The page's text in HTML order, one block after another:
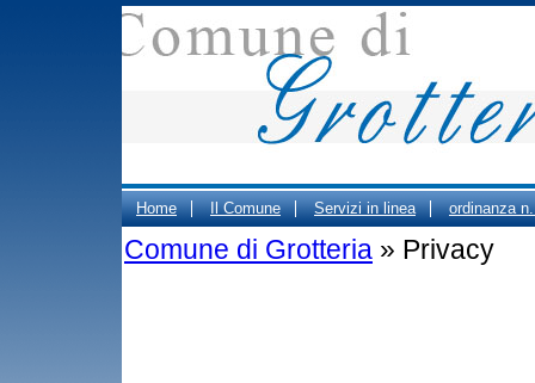
Home Il Comune Servizi in linea
ordinanza
ORARIO CIMITERO
Portale Trasparenza - Gestione
Comune di Grotteria » Privacy